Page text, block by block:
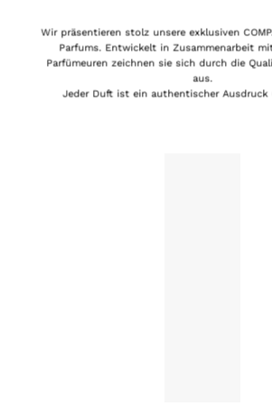
Wir präsentieren stolz unsere exklusiven
Parfums. Entwickelt in Zusammenarbeit
Parfümeuren zeichnen sie sich durch die
aus.
Jeder Duft ist ein authentischer Ausdruck